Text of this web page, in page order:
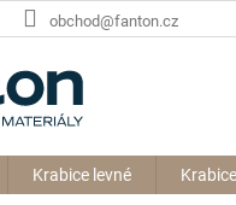
obchod@fanton.cz
Krabice levné